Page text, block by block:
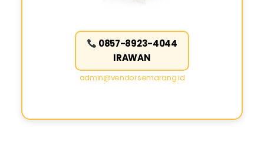
0857-8923-4044
IRAWAN
admin@vendorsemarang.id